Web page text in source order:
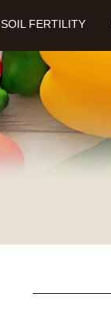
SOIL FERTILITY